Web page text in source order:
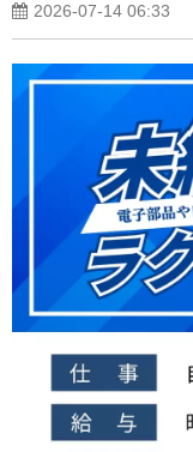
2026-07-14 06:33